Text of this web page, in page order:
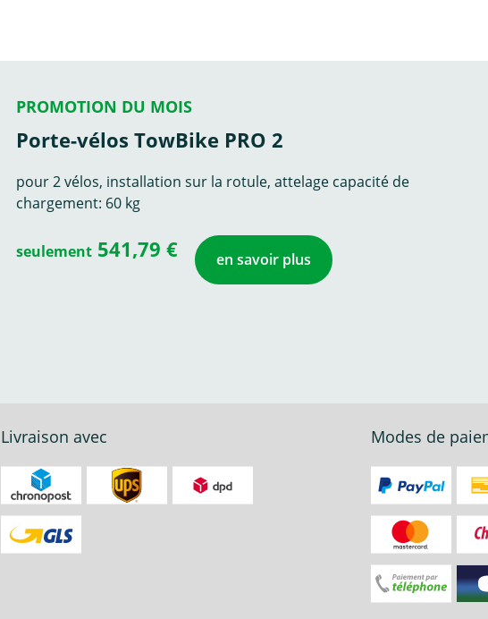
PROMOTION DU MOIS
Porte-vélos TowBike PRO 2
pour 2 vélos, installation sur la rotule, attelage capacité de
chargement: 60 kg
seulement 541,79 € en savoir plus
Livraison avec Modes de